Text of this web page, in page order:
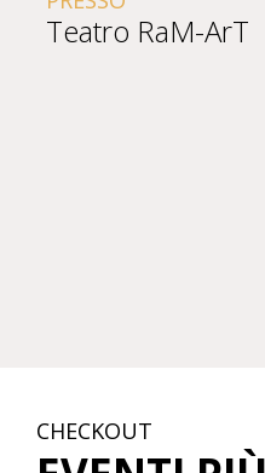
Teatro RaM-ArT
CHECKOUT